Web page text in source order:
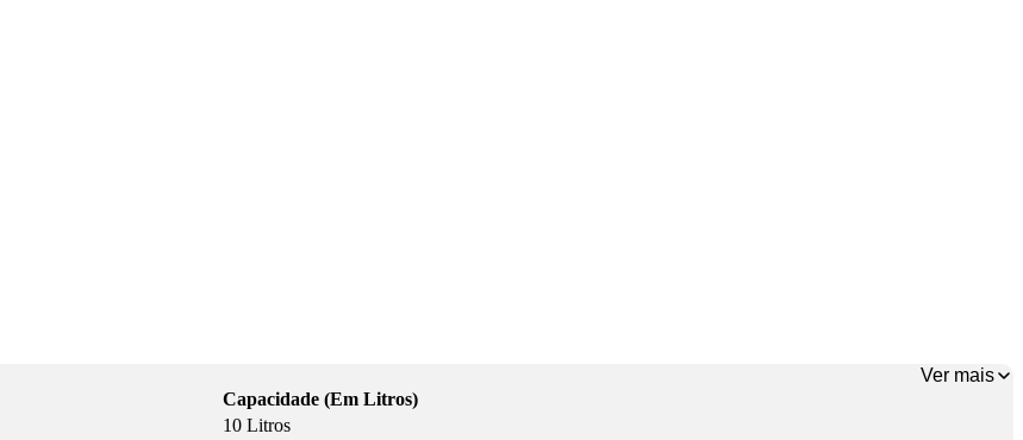
Ver mais
Capacidade (Em Litros)
10 Litros